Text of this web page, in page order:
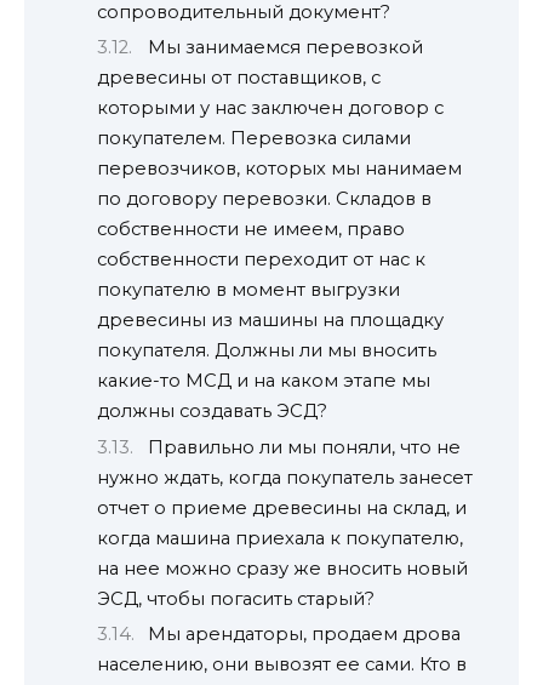
сопроводительный документ?
Мы занимаемся перевозкой
древесины от поставщиков, с
которыми у нас заключен договор с
покупателем. Перевозка силами
перевозчиков, которых мы нанимаем
по договору перевозки. Складов в
собственности не имеем, право
собственности переходит от нас к
покупателю в момент выгрузки
древесины из машины на площадку
покупателя. Должны ли мы вносить
какие-то МСД и на каком этапе мы
должны создавать ЭСД?
Правильно ли мы поняли, что не
нужно ждать, когда покупатель занесет
отчет о приеме древесины на склад, и
когда машина приехала к покупателю,
на нее можно сразу же вносить новый
ЭСД, чтобы погасить старый?
Мы арендаторы, продаем дрова
населению, они вывозят ее сами. Кто в